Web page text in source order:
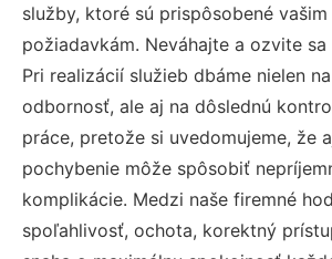
služby, ktoré sú prispôsobené
požiadavkám. Neváhajte a ozvite sa
Pri realizácií služieb dbáme nielen
odbornosť, ale aj na dôslednú
práce, pretože si uvedomujeme, že
pochybenie môže spôsobiť
komplikácie. Medzi naše firemné
spoľahlivosť, ochota, korektný